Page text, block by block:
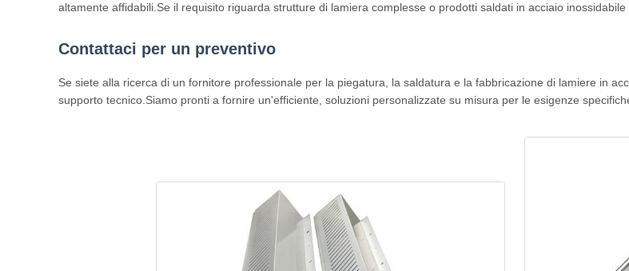
altamente affidabili.Se il requisito riguarda strutture di lamiera complesse o prodotti saldati in acciaio
Contattaci per un preventivo
Se siete alla ricerca di un fornitore professionale per la piegatura, la saldatura e la fabbricazione di lamiere in
supporto tecnico.Siamo pronti a fornire un'efficiente, soluzioni personalizzate su misura per le esigenze